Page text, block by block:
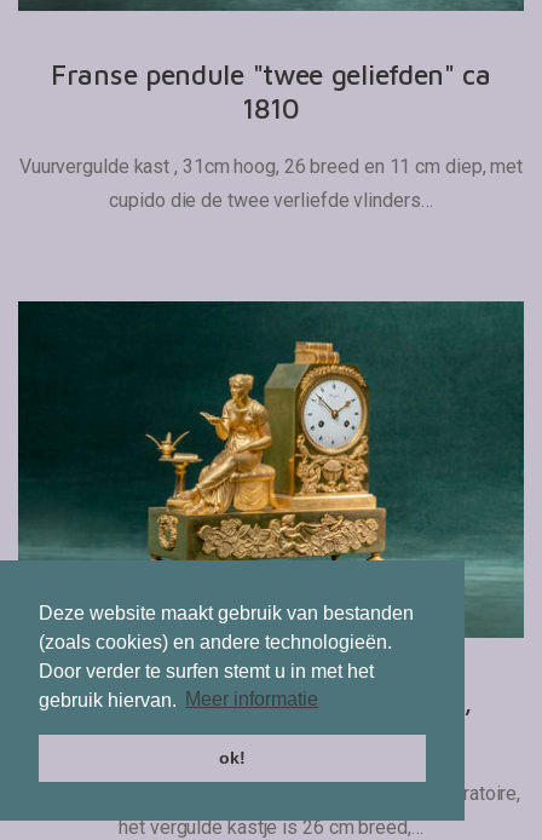
Deze website maakt gebruik van bestanden
(zoals cookies) en andere technologieën.
Door verder te surfen stemt u in met het
gebruik hiervan.
Meer informatie
ok!
Franse pendule "twee geliefden" ca
1810
Vuurvergulde kast , 31cm hoog, 26 breed en 11 cm diep, met
cupido die de twee verliefde vlinders…
Franse pendule "lezende dame",
gesigneerd Meugnot ca 1810
Meugnot was werkzaam in Parijs op de Place de L´Oratoire,
het vergulde kastje is 26 cm breed,…